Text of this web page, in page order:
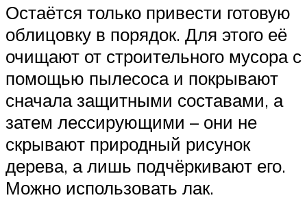
Остаётся только привести готовую
облицовку в порядок. Для этого её
очищают от строительного мусора с
помощью пылесоса и покрывают
сначала защитными составами, а
затем лессирующими – они не
скрывают природный рисунок
дерева, а лишь подчёркивают его.
Можно использовать лак.